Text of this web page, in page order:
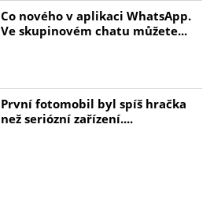
Co nového v aplikaci WhatsApp.
Ve skupinovém chatu můžete...
První fotomobil byl spíš hračka
než seriózní zařízení....